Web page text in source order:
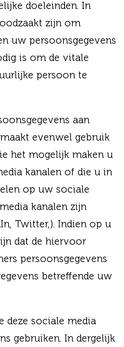
doeleinden. In
zijn om
uw persoonsgegevens
is om de vitale
persoon te
aan
evenwel gebruik
het mogelijk maken u
kanalen of die u in
op uw sociale
kanalen zijn
Twitter,). Indien op u
dat de hiervoor
persoonsgegevens
betreffende uw
deze sociale media
gebruiken. In dergelijk